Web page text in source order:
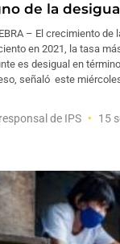
de la
– El crecimiento de
en 2021, la tasa
es desigual en
señaló este
de IPS 15